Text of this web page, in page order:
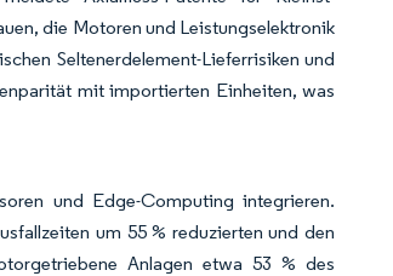
die Motoren und Leistungselektronik
Seltenerdelement-Lieferrisiken und
mit importierten Einheiten, was
und Edge-Computing integrieren.
um 55 % reduzierten und den
Anlagen etwa 53 % des